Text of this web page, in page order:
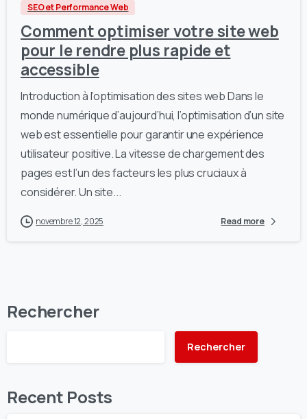
SEO et Performance Web
Comment optimiser votre site web
pour le rendre plus rapide et
accessible
Introduction à l’optimisation des sites web Dans le
monde numérique d’aujourd’hui, l’optimisation d’un site
web est essentielle pour garantir une expérience
utilisateur positive. La vitesse de chargement des
pages est l’un des facteurs les plus cruciaux à
considérer. Un site...
novembre 12, 2025 Read more
Rechercher
Rechercher
Recent Posts